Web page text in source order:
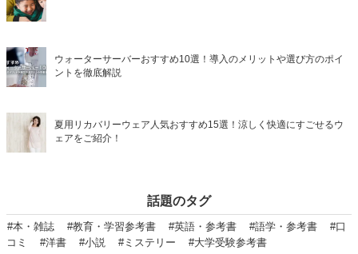
ウォーターサーバーおすすめ10選！導入のメリットや選び方のポイ
ントを徹底解説
夏用リカバリーウェア人気おすすめ15選！涼しく快適にすごせるウ
ェアをご紹介！
話題のタグ
#本・雑誌 #教育・学習参考書 #英語・参考書 #語学・参考書
#口
コミ
#洋書 #小説 #ミステリー #大学受験参考書